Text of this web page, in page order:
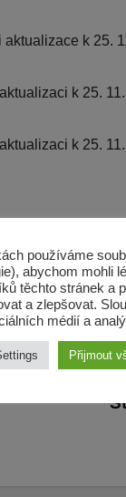
k 25.
k 25.
k 25.
k 1. 2.
používáme
abychom mohli
těchto stránek a
a zlepšovat.
médií a
Přijmout